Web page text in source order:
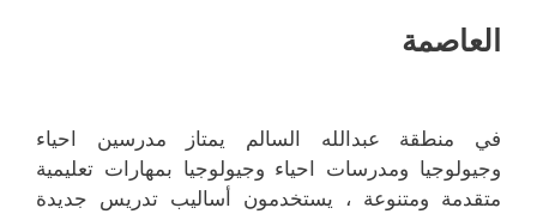
العاصمة
في منطقة عبدالله السالم يمتاز مدرسين احياء
وجيولوجيا ومدرسات احياء وجيولوجيا بمهارات تعليمية
متقدمة ومتنوعة ، يستخدمون أساليب تدريس جديدة